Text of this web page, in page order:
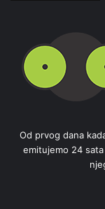
Od prvog dana
emitujemo 24